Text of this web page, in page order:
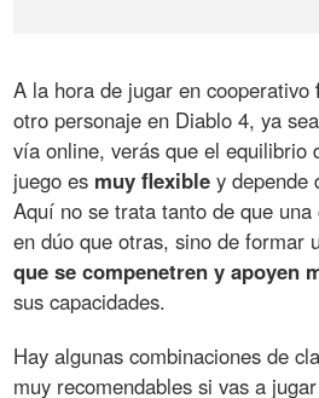
A la hora de jugar en cooperativo
otro personaje en Diablo 4, ya
vía online, verás que el equilibrio
juego es muy flexible y depende
Aquí no se trata tanto de que
en dúo que otras, sino de formar
que se compenetren y apoyen
sus capacidades.
Hay algunas combinaciones de
muy recomendables si vas a